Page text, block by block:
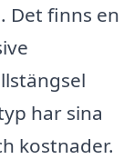
Det finns en
har sina
kostnader.